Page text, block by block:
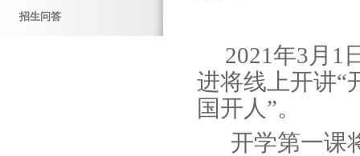
招生问答
2021年3月1
进将线上开讲“
国开人”。
开学第一课